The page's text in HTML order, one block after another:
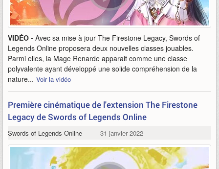
VIDÉO - Avec sa mise à jour The Firestone Legacy, Swords of
Legends Online proposera deux nouvelles classes jouables.
Parmi elles, la Mage Renarde apparait comme une classe
polyvalente ayant développé une solide compréhension de la
nature... Voir la vidéo
Première cinématique de l'extension The Firestone
Legacy de Swords of Legends Online
Swords of Legends Online 31 janvier 2022